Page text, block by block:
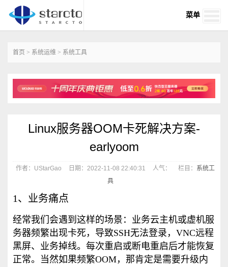
菜单
首页 > 系统运维 > 系统工具
Linux服务器OOM卡死解决方案-
earlyoom
作者：UStarGao 日期：2022-11-08 22:40:31 人气： 栏目： 系统工
具
1、业务痛点
经常我们会遇到这样的场景：业务云主机或虚机服
务器频繁出现卡死，导致SSH无法登录，VNC远程
黑屏、业务掉线。每次重启或断电重启后才能恢复
正常。当然如果频繁OOM，那肯定是需要升级内